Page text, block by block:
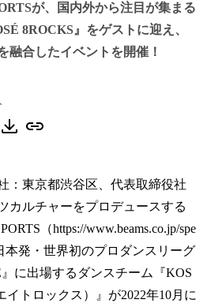
が、国内外から注目が集まる
8ROCKS』をゲストに迎え、
融合したイベントを開催！
：東京都渋谷区、代表取締役社
カルチャーをプロデュースする
（https://www.beams.co.jp/spe
本発・世界初のプロダンスリーグ
に出場するダンスチーム『KOS
イトロックス）』が2022年10月に